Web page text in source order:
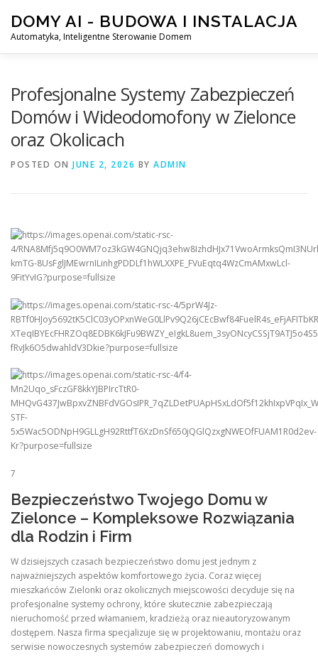
content
DOMY AI - BUDOWA I INSTALACJA
Automatyka, Inteligentne Sterowanie Domem
Profesjonalne Systemy Zabezpieczeń
Domów i Wideodomofony w Zielonce
oraz Okolicach
POSTED ON JUNE 2, 2026 BY ADMIN
7
Bezpieczeństwo Twojego Domu w
Zielonce – Kompleksowe Rozwiązania
dla Rodzin i Firm
W dzisiejszych czasach bezpieczeństwo domu jest jednym z
najważniejszych aspektów komfortowego życia. Coraz więcej
mieszkańców Zielonki oraz okolicznych miejscowości decyduje się na
profesjonalne systemy ochrony, które skutecznie zabezpieczają
nieruchomość przed włamaniem, kradzieżą oraz nieautoryzowanym
dostępem. Nasza firma specjalizuje się w projektowaniu, montażu oraz
serwisie nowoczesnych systemów zabezpieczeń domowych i